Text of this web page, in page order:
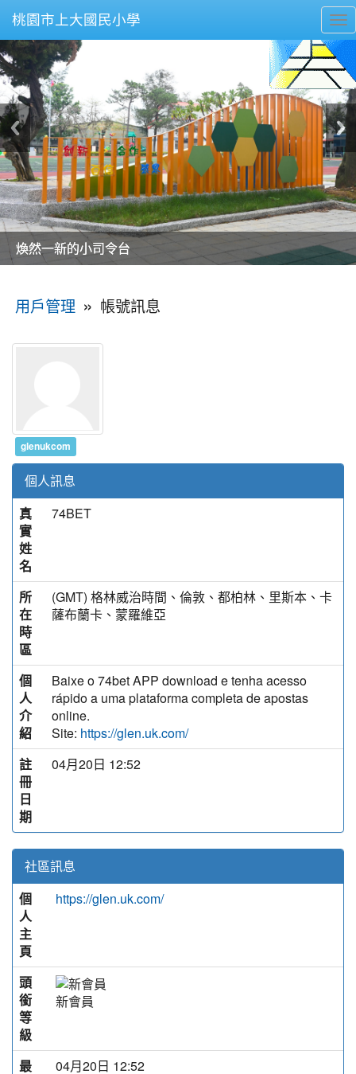
桃園市上大國民小學
美麗的操場是我們活力的來源
美麗的操場是我們活力的來源
煥然一新的小司令台
煥然一新的小司令台
富含桃園埤塘田園風光意象的中廊
富含桃園埤塘田園風光意象的中廊
嶄新的中庭廣場
嶄新的中庭廣場
水生池生生不息
水生池生生不息
用戶管理 » 帳號訊息
glenukcom
個人訊息
真
實
姓
名
74BET
所
在
時
區
(GMT) 格林威治時間、倫敦、都柏林、里斯本、卡
薩布蘭卡、蒙羅維亞
個
人
介
紹
Baixe o 74bet APP download e tenha acesso
rápido a uma plataforma completa de apostas
online.
Site: https://glen.uk.com/
註
冊
日
期
04月20日 12:52
社區訊息
個
人
主
頁
https://glen.uk.com/
頭
銜
等
級
新會員
最
04月20日 12:52